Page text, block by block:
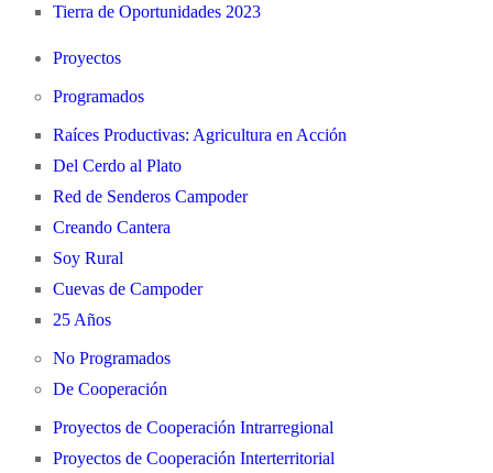
Tierra de Oportunidades 2023
Proyectos
Programados
Raíces Productivas: Agricultura en Acción
Del Cerdo al Plato
Red de Senderos Campoder
Creando Cantera
Soy Rural
Cuevas de Campoder
25 Años
No Programados
De Cooperación
Proyectos de Cooperación Intrarregional
Proyectos de Cooperación Interterritorial